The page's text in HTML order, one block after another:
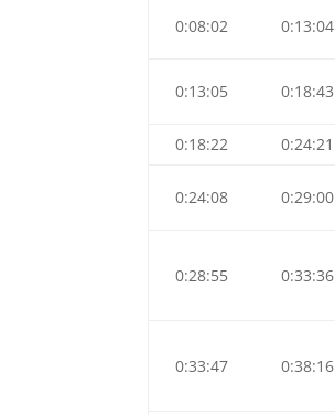
0:08:02 0:13:04
0:13:05 0:18:43
0:18:22 0:24:21
0:24:08 0:29:00
0:28:55 0:33:36
0:33:47 0:38:16